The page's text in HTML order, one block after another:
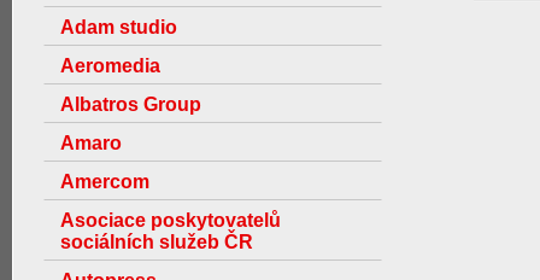
Adam studio
Aeromedia
Albatros Group
Amaro
Amercom
Asociace poskytovatelů
sociálních služeb ČR